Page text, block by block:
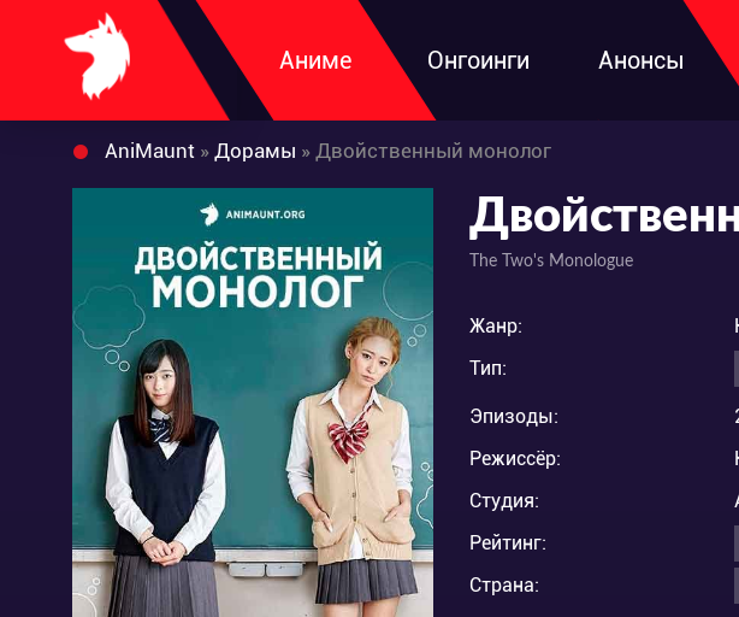
Аниме Онгоинги Анонсы
AniMaunt » Дорамы » Двойственный монолог
The Two's Monologue
Жанр:
Тип:
Эпизоды:
Режиссёр:
Студия:
Рейтинг:
Страна: